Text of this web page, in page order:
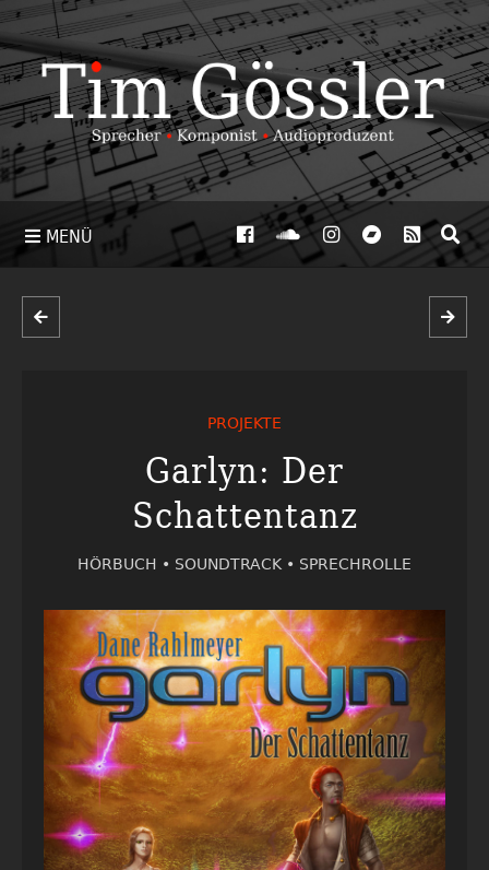
MENÜ
PROJEKTE
Garlyn: Der
Schattentanz
HÖRBUCH • SOUNDTRACK • SPRECHROLLE